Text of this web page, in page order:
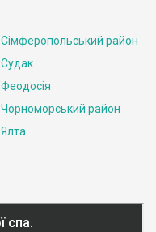
Сімферопольський район
Судак
Феодосія
Чорноморський район
Ялта